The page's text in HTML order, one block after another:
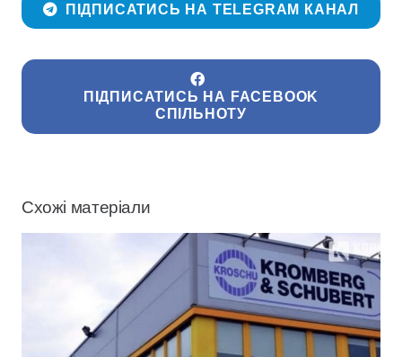
ПІДПИСАТИСЬ НА TELEGRAM КАНАЛ
ПІДПИСАТИСЬ НА FACEBOOK
СПІЛЬНОТУ
Схожі матеріали